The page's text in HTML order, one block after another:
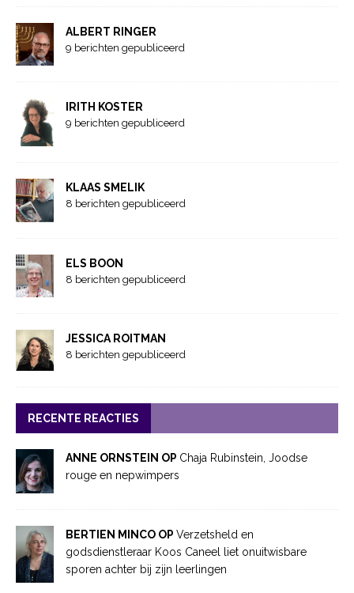
ALBERT RINGER
9 berichten gepubliceerd
IRITH KOSTER
9 berichten gepubliceerd
KLAAS SMELIK
8 berichten gepubliceerd
ELS BOON
8 berichten gepubliceerd
JESSICA ROITMAN
8 berichten gepubliceerd
RECENTE REACTIES
ANNE ORNSTEIN OP Chaja Rubinstein, Joodse
rouge en nepwimpers
BERTIEN MINCO OP Verzetsheld en
godsdienstleraar Koos Caneel liet onuitwisbare
sporen achter bij zijn leerlingen